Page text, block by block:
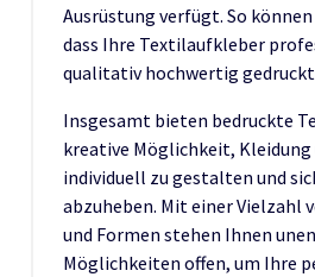
Ausrüstung verfügt. So können
dass Ihre Textilaufkleber
qualitativ hochwertig gedruckt
Insgesamt bieten bedruckte
kreative Möglichkeit, Kleidung
individuell zu gestalten und
abzuheben. Mit einer Vielzahl
und Formen stehen Ihnen
Möglichkeiten offen, um Ihre